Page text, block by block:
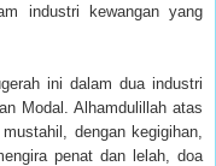
industri kewangan yang
ini dalam dua industri
Modal. Alhamdulillah atas
dengan kegigihan,
penat dan lelah, doa